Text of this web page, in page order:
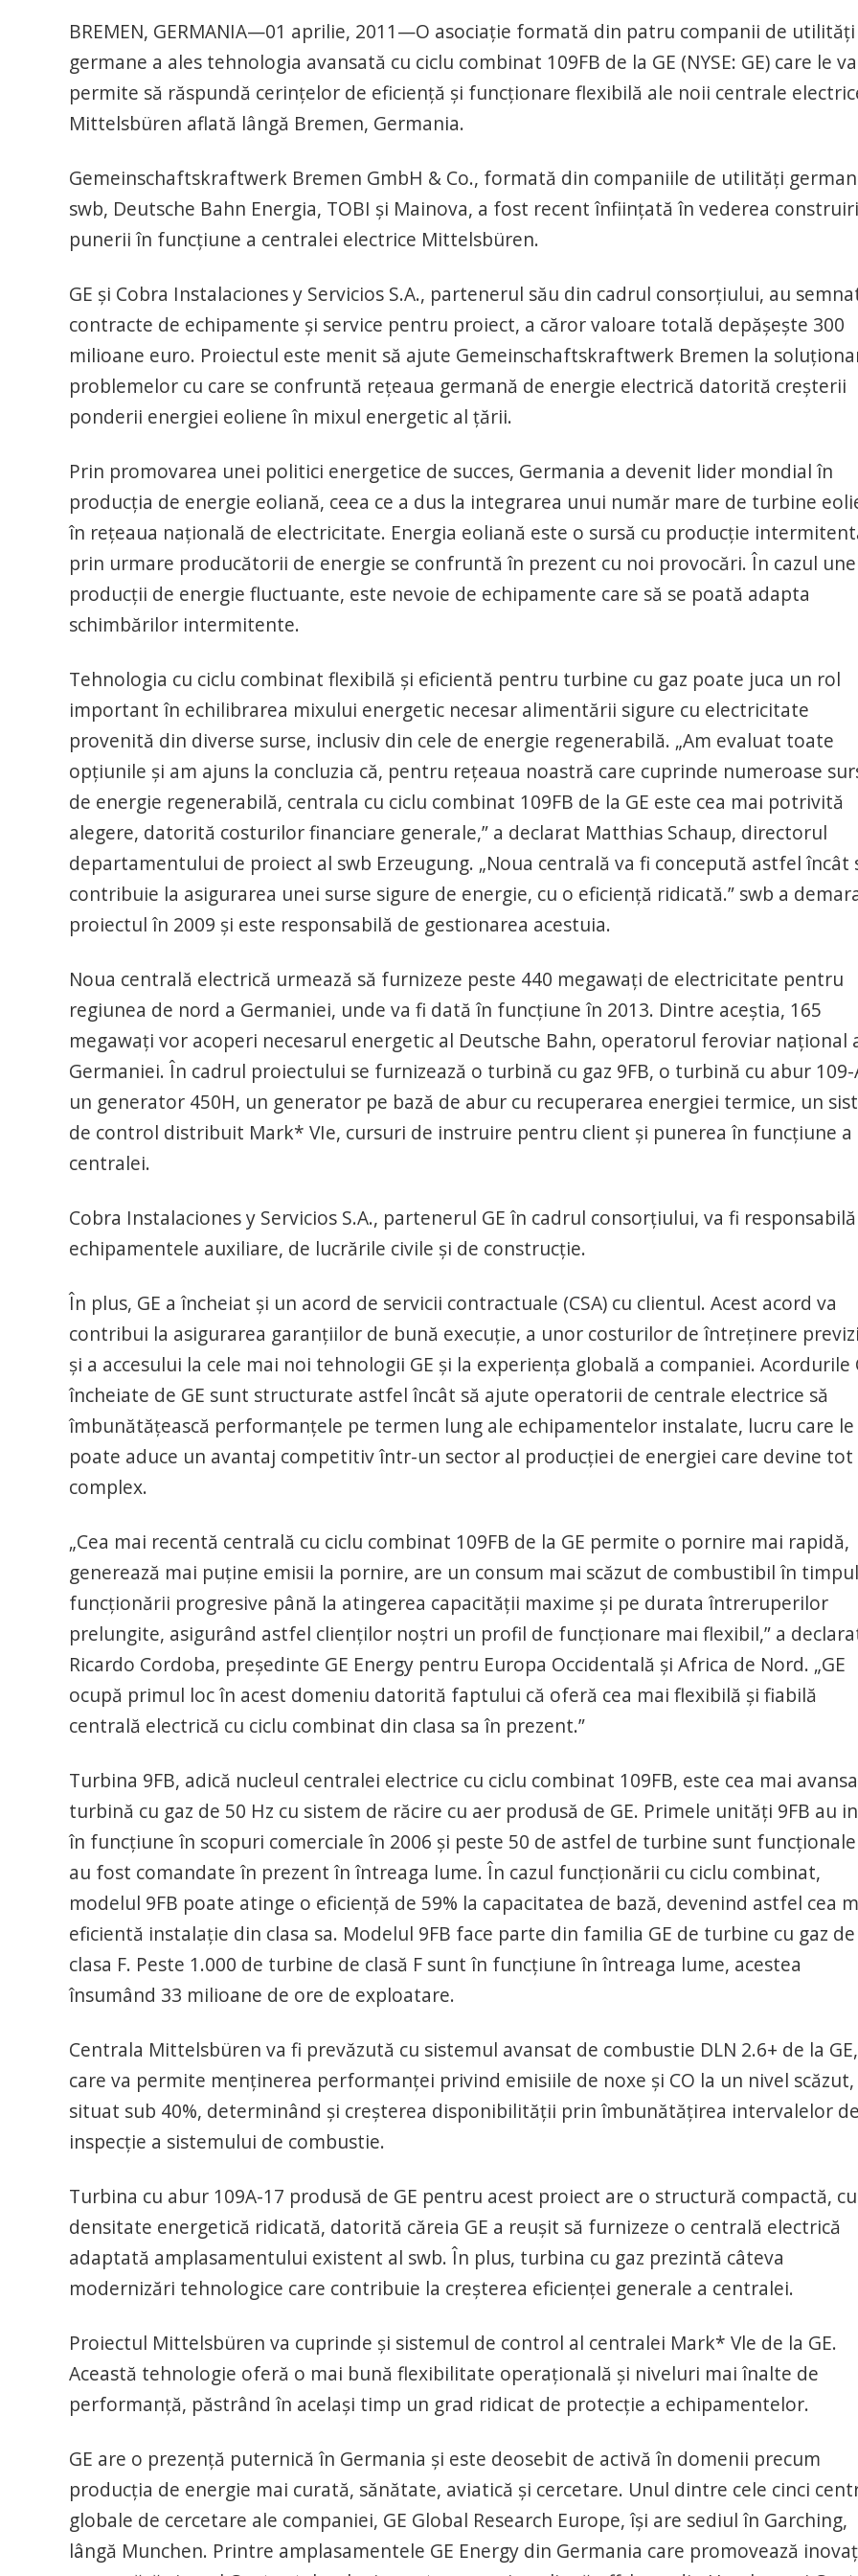
BREMEN, GERMANIA—01 aprilie, 2011—O asociaţie formată din patru companii de utilităţi
germane a ales tehnologia avansată cu ciclu combinat 109FB de la GE (NYSE: GE) care le va
permite să răspundă cerinţelor de eficienţă şi funcţionare flexibilă ale noii centrale
Mittelsbüren aflată lângă Bremen, Germania.
Gemeinschaftskraftwerk Bremen GmbH & Co., formată din companiile de utilităţi
swb, Deutsche Bahn Energia, TOBI şi Mainova, a fost recent înfiinţată în vederea
punerii în funcţiune a centralei electrice Mittelsbüren.
GE şi Cobra Instalaciones y Servicios S.A., partenerul său din cadrul consorţiului, au
contracte de echipamente şi service pentru proiect, a căror valoare totală depăşeşte 300
milioane euro. Proiectul este menit să ajute Gemeinschaftskraftwerk Bremen la
problemelor cu care se confruntă reţeaua germană de energie electrică datorită creşterii
ponderii energiei eoliene în mixul energetic al ţării.
Prin promovarea unei politici energetice de succes, Germania a devenit lider mondial în
producţia de energie eoliană, ceea ce a dus la integrarea unui număr mare de turbine
în reţeaua naţională de electricitate. Energia eoliană este o sursă cu producţie
prin urmare producătorii de energie se confruntă în prezent cu noi provocări. În cazul
producţii de energie fluctuante, este nevoie de echipamente care să se poată adapta
schimbărilor intermitente.
Tehnologia cu ciclu combinat flexibilă şi eficientă pentru turbine cu gaz poate juca un rol
important în echilibrarea mixului energetic necesar alimentării sigure cu electricitate
provenită din diverse surse, inclusiv din cele de energie regenerabilă. „Am evaluat toate
opţiunile şi am ajuns la concluzia că, pentru reţeaua noastră care cuprinde numeroase
de energie regenerabilă, centrala cu ciclu combinat 109FB de la GE este cea mai potrivită
alegere, datorită costurilor financiare generale,” a declarat Matthias Schaup, directorul
departamentului de proiect al swb Erzeugung. „Noua centrală va fi concepută astfel încât
contribuie la asigurarea unei surse sigure de energie, cu o eficienţă ridicată.” swb a
proiectul în 2009 şi este responsabilă de gestionarea acestuia.
Noua centrală electrică urmează să furnizeze peste 440 megawaţi de electricitate pentru
regiunea de nord a Germaniei, unde va fi dată în funcţiune în 2013. Dintre aceştia, 165
megawaţi vor acoperi necesarul energetic al Deutsche Bahn, operatorul feroviar naţional
Germaniei. În cadrul proiectului se furnizează o turbină cu gaz 9FB, o turbină cu abur 109-
un generator 450H, un generator pe bază de abur cu recuperarea energiei termice, un
de control distribuit Mark* VIe, cursuri de instruire pentru client şi punerea în funcţiune a
centralei.
Cobra Instalaciones y Servicios S.A., partenerul GE în cadrul consorţiului, va fi
echipamentele auxiliare, de lucrările civile şi de construcţie.
În plus, GE a încheiat şi un acord de servicii contractuale (CSA) cu clientul. Acest acord va
contribui la asigurarea garanţiilor de bună execuţie, a unor costurilor de întreţinere
şi a accesului la cele mai noi tehnologii GE şi la experienţa globală a companiei. Acordurile
încheiate de GE sunt structurate astfel încât să ajute operatorii de centrale electrice să
îmbunătăţească performanţele pe termen lung ale echipamentelor instalate, lucru care le
poate aduce un avantaj competitiv într-un sector al producţiei de energiei care devine tot
complex.
„Cea mai recentă centrală cu ciclu combinat 109FB de la GE permite o pornire mai rapidă,
generează mai puţine emisii la pornire, are un consum mai scăzut de combustibil în timpul
funcţionării progresive până la atingerea capacităţii maxime şi pe durata întreruperilor
prelungite, asigurând astfel clienţilor noştri un profil de funcţionare mai flexibil,” a
Ricardo Cordoba, preşedinte GE Energy pentru Europa Occidentală şi Africa de Nord. „GE
ocupă primul loc în acest domeniu datorită faptului că oferă cea mai flexibilă şi fiabilă
centrală electrică cu ciclu combinat din clasa sa în prezent.”
Turbina 9FB, adică nucleul centralei electrice cu ciclu combinat 109FB, este cea mai
turbină cu gaz de 50 Hz cu sistem de răcire cu aer produsă de GE. Primele unităţi 9FB au
în funcţiune în scopuri comerciale în 2006 şi peste 50 de astfel de turbine sunt
au fost comandate în prezent în întreaga lume. În cazul funcţionării cu ciclu combinat,
modelul 9FB poate atinge o eficienţă de 59% la capacitatea de bază, devenind astfel cea
eficientă instalaţie din clasa sa. Modelul 9FB face parte din familia GE de turbine cu gaz de
clasa F. Peste 1.000 de turbine de clasă F sunt în funcţiune în întreaga lume, acestea
însumând 33 milioane de ore de exploatare.
Centrala Mittelsbüren va fi prevăzută cu sistemul avansat de combustie DLN 2.6+ de la GE,
care va permite menţinerea performanţei privind emisiile de noxe şi CO la un nivel scăzut,
situat sub 40%, determinând şi creşterea disponibilităţii prin îmbunătăţirea intervalelor de
inspecţie a sistemului de combustie.
Turbina cu abur 109A-17 produsă de GE pentru acest proiect are o structură compactă, cu
densitate energetică ridicată, datorită căreia GE a reuşit să furnizeze o centrală electrică
adaptată amplasamentului existent al swb. În plus, turbina cu gaz prezintă câteva
modernizări tehnologice care contribuie la creşterea eficienţei generale a centralei.
Proiectul Mittelsbüren va cuprinde şi sistemul de control al centralei Mark* Vle de la GE.
Această tehnologie oferă o mai bună flexibilitate operaţională şi niveluri mai înalte de
performanţă, păstrând în acelaşi timp un grad ridicat de protecţie a echipamentelor.
GE are o prezenţă puternică în Germania şi este deosebit de activă în domenii precum
producţia de energie mai curată, sănătate, aviatică şi cercetare. Unul dintre cele cinci
globale de cercetare ale companiei, GE Global Research Europe, îşi are sediul în Garching,
lângă Munchen. Printre amplasamentele GE Energy din Germania care promovează